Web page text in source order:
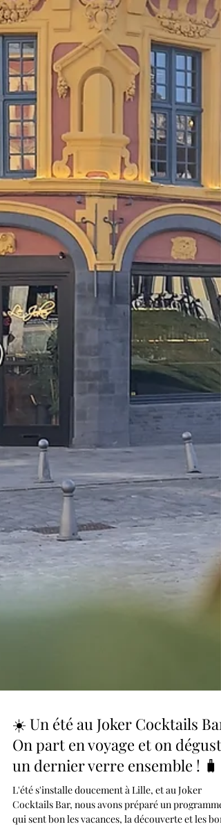
☀️ Un été au Joker Cocktails Bar
On part en voyage et on déguste
un dernier verre ensemble ! 🧳
L'été s'installe doucement à Lille, et au Joker